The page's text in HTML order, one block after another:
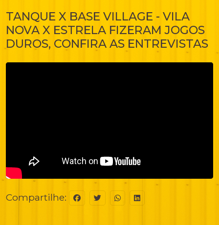
TANQUE X BASE VILLAGE - VILA
NOVA X ESTRELA FIZERAM JOGOS
DUROS, CONFIRA AS ENTREVISTAS
Compartilhe: